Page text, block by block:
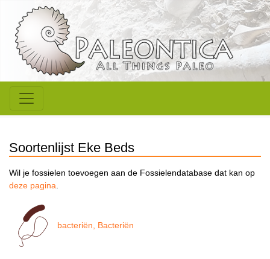
Soortenlijst Eke Beds
Wil je fossielen toevoegen aan de Fossielendatabase dat kan op
deze pagina.
bacteriën, Bacteriën